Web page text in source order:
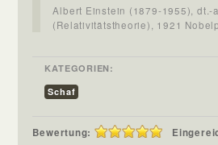
Albert Einstein (1879-1955), dt.-
(Relativitätstheorie), 1921
KATEGORIEN:
Schaf
Bewertung: